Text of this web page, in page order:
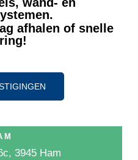
afhalen of snelle
3945 Ham